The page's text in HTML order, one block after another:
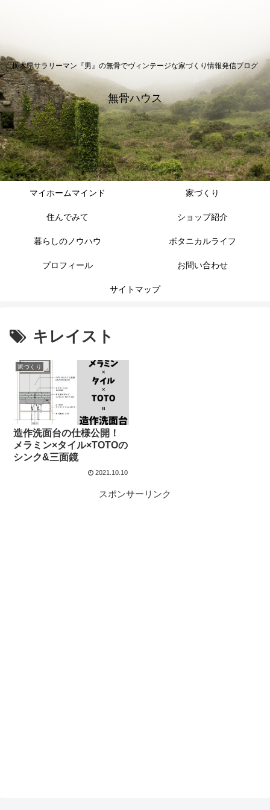
栃木県サラリーマン『男』の無骨でヴィンテージな家づくり情報発信ブログ
無骨ハウス
マイホームマインド 家づくり
住んでみて ショップ紹介
暮らしのノウハウ ボタニカルライフ
プロフィール お問い合わせ
サイトマップ
キレイスト
家づくり
造作洗面台の仕様公開！
メラミン×タイル×TOTOの
シンク&三面鏡
2021.10.10
スポンサーリンク